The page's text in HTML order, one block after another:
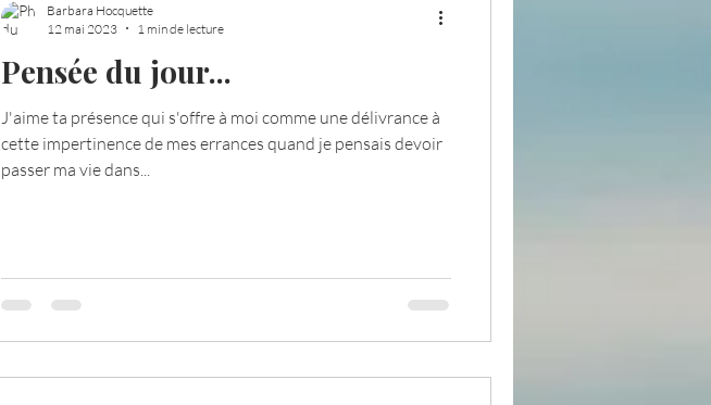
Pensée du jour...
J'aime ta présence qui s'offre à moi comme une délivrance à
cette impertinence de mes errances quand je pensais devoir
passer ma vie dans...
Barbara Hocquette
12 mai 2023
1 min de lecture